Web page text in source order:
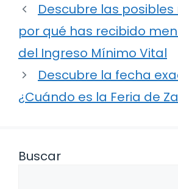
Descubre las posibles
por qué has recibido
del Ingreso Mínimo Vital
Descubre la fecha
¿Cuándo es la Feria de
Buscar